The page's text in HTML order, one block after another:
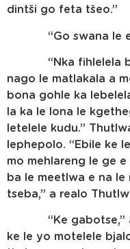
dintši go feta tšeo.”
“Go swana le
“Nka fihlelela
nago le matlakala a
bona gohle ka
la ka le lona le
letelele kudu.”
lephepolo. “Ebile ke
mo mehlareng le ge
ba le meetlwa e na le
tseba,” a realo
“Ke gabotse,” a
ke le yo motelele